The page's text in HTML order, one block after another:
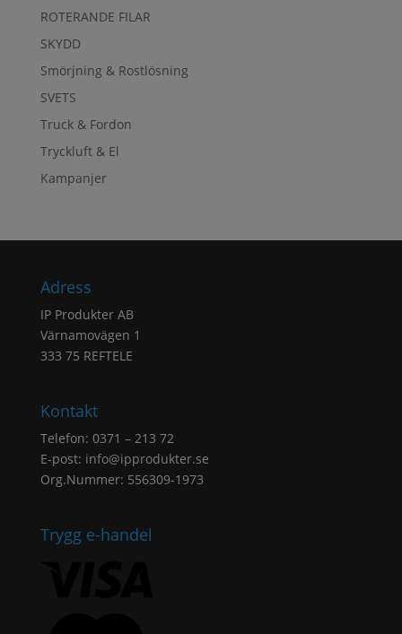
ROTERANDE FILAR
SKYDD
Smörjning & Rostlösning
SVETS
Truck & Fordon
Tryckluft & El
Kampanjer
Adress
IP Produkter AB
Värnamovägen 1
333 75 REFTELE
Kontakt
Telefon: 0371 – 213 72
E-post: info@ipprodukter.se
Org.Nummer: 556309-1973
Trygg e-handel